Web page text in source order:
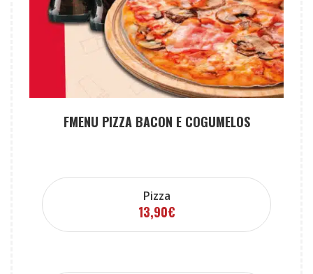
FMENU PIZZA BACON E COGUMELOS
Pizza
13,90€